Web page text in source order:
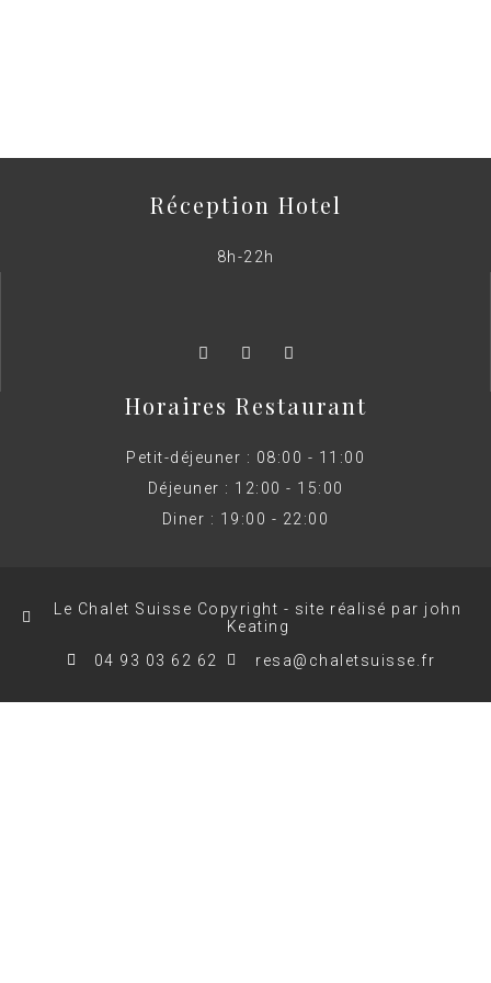
Réception Hotel
8h-22h
Horaires Restaurant
Petit-déjeuner : 08:00 - 11:00
Déjeuner : 12:00 - 15:00
Diner : 19:00 - 22:00
Le Chalet Suisse Copyright - site réalisé par john
Keating
04 93 03 62 62
resa@chaletsuisse.fr